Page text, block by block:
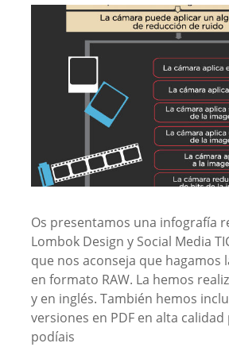
Os presentamos una infografía
Lombok Design y Social Media
que nos aconseja que hagamos
en formato RAW. La hemos
y en inglés. También hemos
versiones en PDF en alta calidad
podíais